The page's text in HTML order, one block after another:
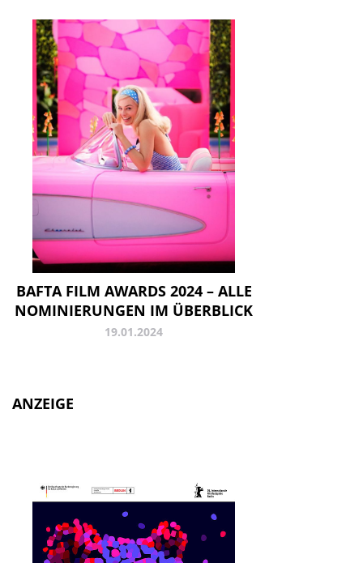
BAFTA FILM AWARDS 2024 – ALLE
NOMINIERUNGEN IM ÜBERBLICK
19.01.2024
ANZEIGE